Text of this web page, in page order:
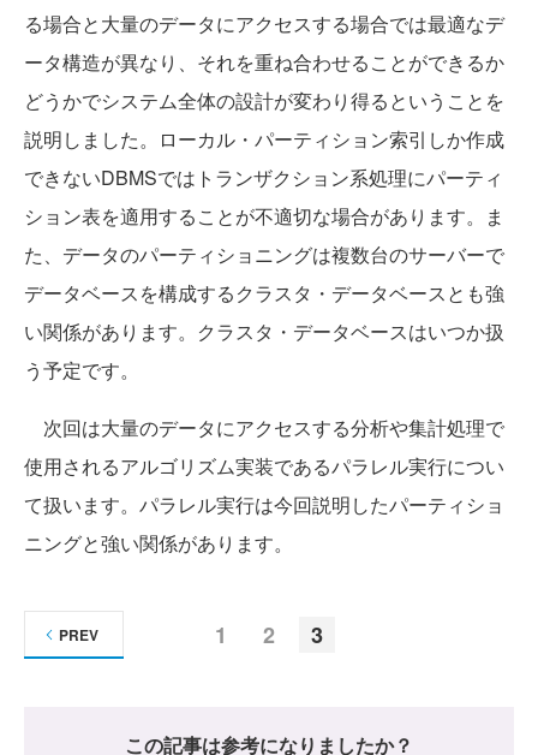
る場合と大量のデータにアクセスする場合では最適なデ
ータ構造が異なり、それを重ね合わせることができるか
どうかでシステム全体の設計が変わり得るということを
説明しました。ローカル・パーティション索引しか作成
できないDBMSではトランザクション系処理にパーティ
ション表を適用することが不適切な場合があります。ま
た、データのパーティショニングは複数台のサーバーで
データベースを構成するクラスタ・データベースとも強
い関係があります。クラスタ・データベースはいつか扱
う予定です。
次回は大量のデータにアクセスする分析や集計処理で
使用されるアルゴリズム実装であるパラレル実行につい
て扱います。パラレル実行は今回説明したパーティショ
ニングと強い関係があります。
1 2 3
PREV
この記事は参考になりましたか？